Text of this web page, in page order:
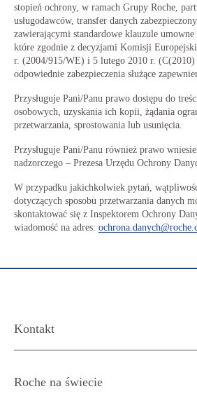
stopień ochrony, w ramach Grupy Roche,
usługodawców, transfer danych
zawierającymi standardowe klauzule
które zgodnie z decyzjami Komisji
r. (2004/915/WE) i 5 lutego 2010 r.
odpowiednie zabezpieczenia służące
Przysługuje Pani/Panu prawo dostępu do
osobowych, uzyskania ich kopii, żądania
przetwarzania, sprostowania lub usunięcia.
Przysługuje Pani/Panu również prawo
nadzorczego – Prezesa Urzędu Ochrony
W przypadku jakichkolwiek pytań,
dotyczących sposobu przetwarzania danych
skontaktować się z Inspektorem Ochrony
wiadomość na adres:
Kontakt
Roche na świecie